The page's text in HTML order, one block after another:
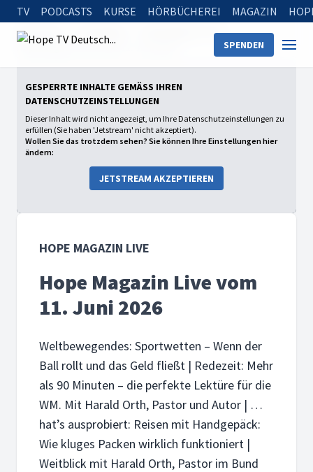
TV PODCASTS KURSE HÖRBÜCHEREI MAGAZIN
SPENDEN
Startseite
Hope Magazin Live
Hope Magazin Live vom 11. Juni 2026
GESPERRTE INHALTE GEMÄSS IHREN D
ATENSCHUTZEINSTELLUNGEN
Dieser Inhalt wird nicht angezeigt, um Ihre Datenschutzeinstellungen zu
erfüllen (Sie haben 'Jetstream' nicht akzeptiert).
Wollen Sie das trotzdem sehen? Sie können Ihre Einstellungen hier
ändern:
JETSTREAM AKZEPTIEREN
HOPE MAGAZIN LIVE
Hope Magazin Live vom
11. Juni 2026
Weltbewegendes: Sportwetten – Wenn der
Ball rollt und das Geld fließt | Redezeit: Mehr
als 90 Minuten – die perfekte Lektüre für die
WM. Mit Harald Orth, Pastor und Autor | …
hat’s ausprobiert: Reisen mit Handgepäck:
Wie kluges Packen wirklich funktioniert |
Weitblick mit Harald Orth, Pastor im Bund